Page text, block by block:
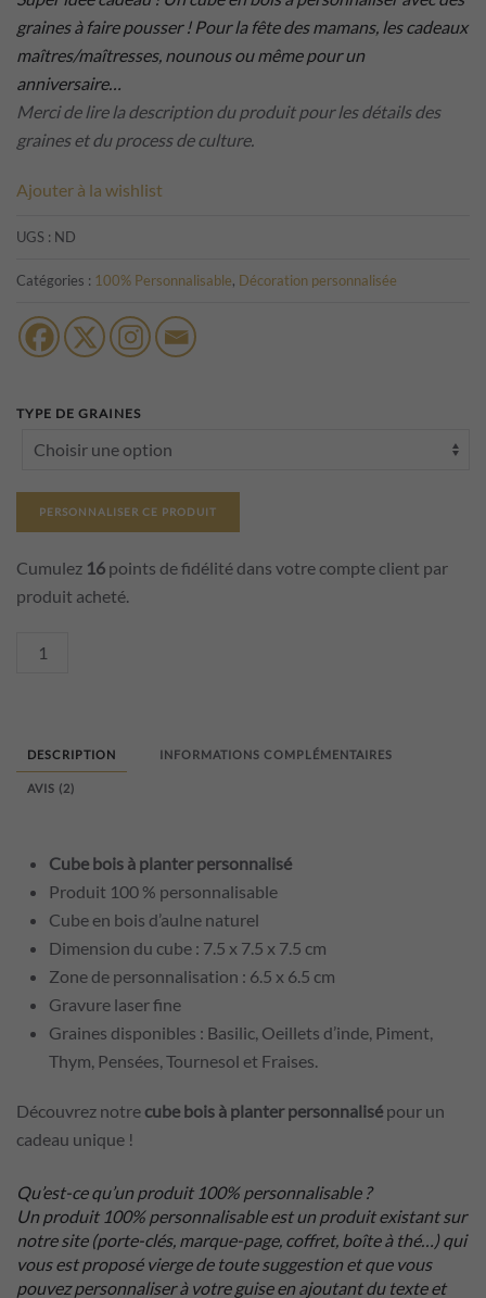
graines à faire pousser ! Pour la fête des mamans, les cadeaux
maîtres/maîtresses, nounous ou même pour un
anniversaire…
Merci de lire la description du produit pour les détails des
graines et du process de culture.
Ajouter à la wishlist
UGS : ND
Catégories : 100% Personnalisable, Décoration personnalisée
TYPE DE GRAINES
PERSONNALISER CE PRODUIT
Cumulez 16 points de fidélité dans votre compte client par
produit acheté.
quantité
planter
DESCRIPTION INFORMATIONS COMPLÉMENTAIRES
AVIS (2)
Cube bois à planter personnalisé
Produit 100 % personnalisable
Cube en bois d’aulne naturel
Dimension du cube : 7.5 x 7.5 x 7.5 cm
Zone de personnalisation : 6.5 x 6.5 cm
Gravure laser fine
Graines disponibles : Basilic, Oeillets d’inde, Piment,
Thym, Pensées, Tournesol et Fraises.
Découvrez notre cube bois à planter personnalisé pour un
cadeau unique !
Qu’est-ce qu’un produit 100% personnalisable ?
Un produit 100% personnalisable est un produit existant sur
notre site (porte-clés, marque-page, coffret, boîte à thé…) qui
vous est proposé vierge de toute suggestion et que vous
pouvez personnaliser à votre guise en ajoutant du texte et